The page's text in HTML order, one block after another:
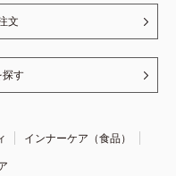
文
探す
インナーケア（食品）